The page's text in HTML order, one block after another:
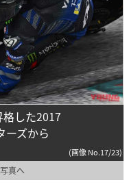
した2017
ーズから
(画像 No.17/23)
真へ